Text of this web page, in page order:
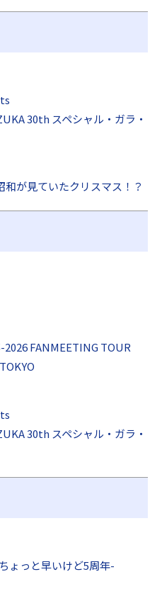
30th スペシャル・ガラ・
和が見ていたクリスマス！？
2026 FANMEETING TOUR
30th スペシャル・ガラ・
ょっと早いけど5周年-